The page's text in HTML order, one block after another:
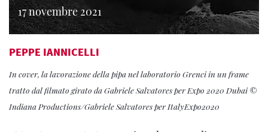
17 novembre 2021
PEPPE IANNICELLI
In cover, la lavorazione della pipa nel laboratorio Grenci in un frame
tratto dal filmato girato da Gabriele Salvatores per Expo 2020 Dubai ©
Indiana Productions/Gabriele Salvatores per ItalyExpo2020